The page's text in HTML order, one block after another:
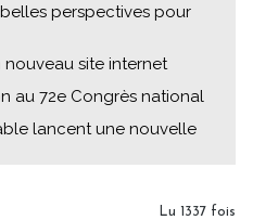
belles perspectives pour
site internet
au 72e Congrès national
lancent une nouvelle
Lu 1337 fois